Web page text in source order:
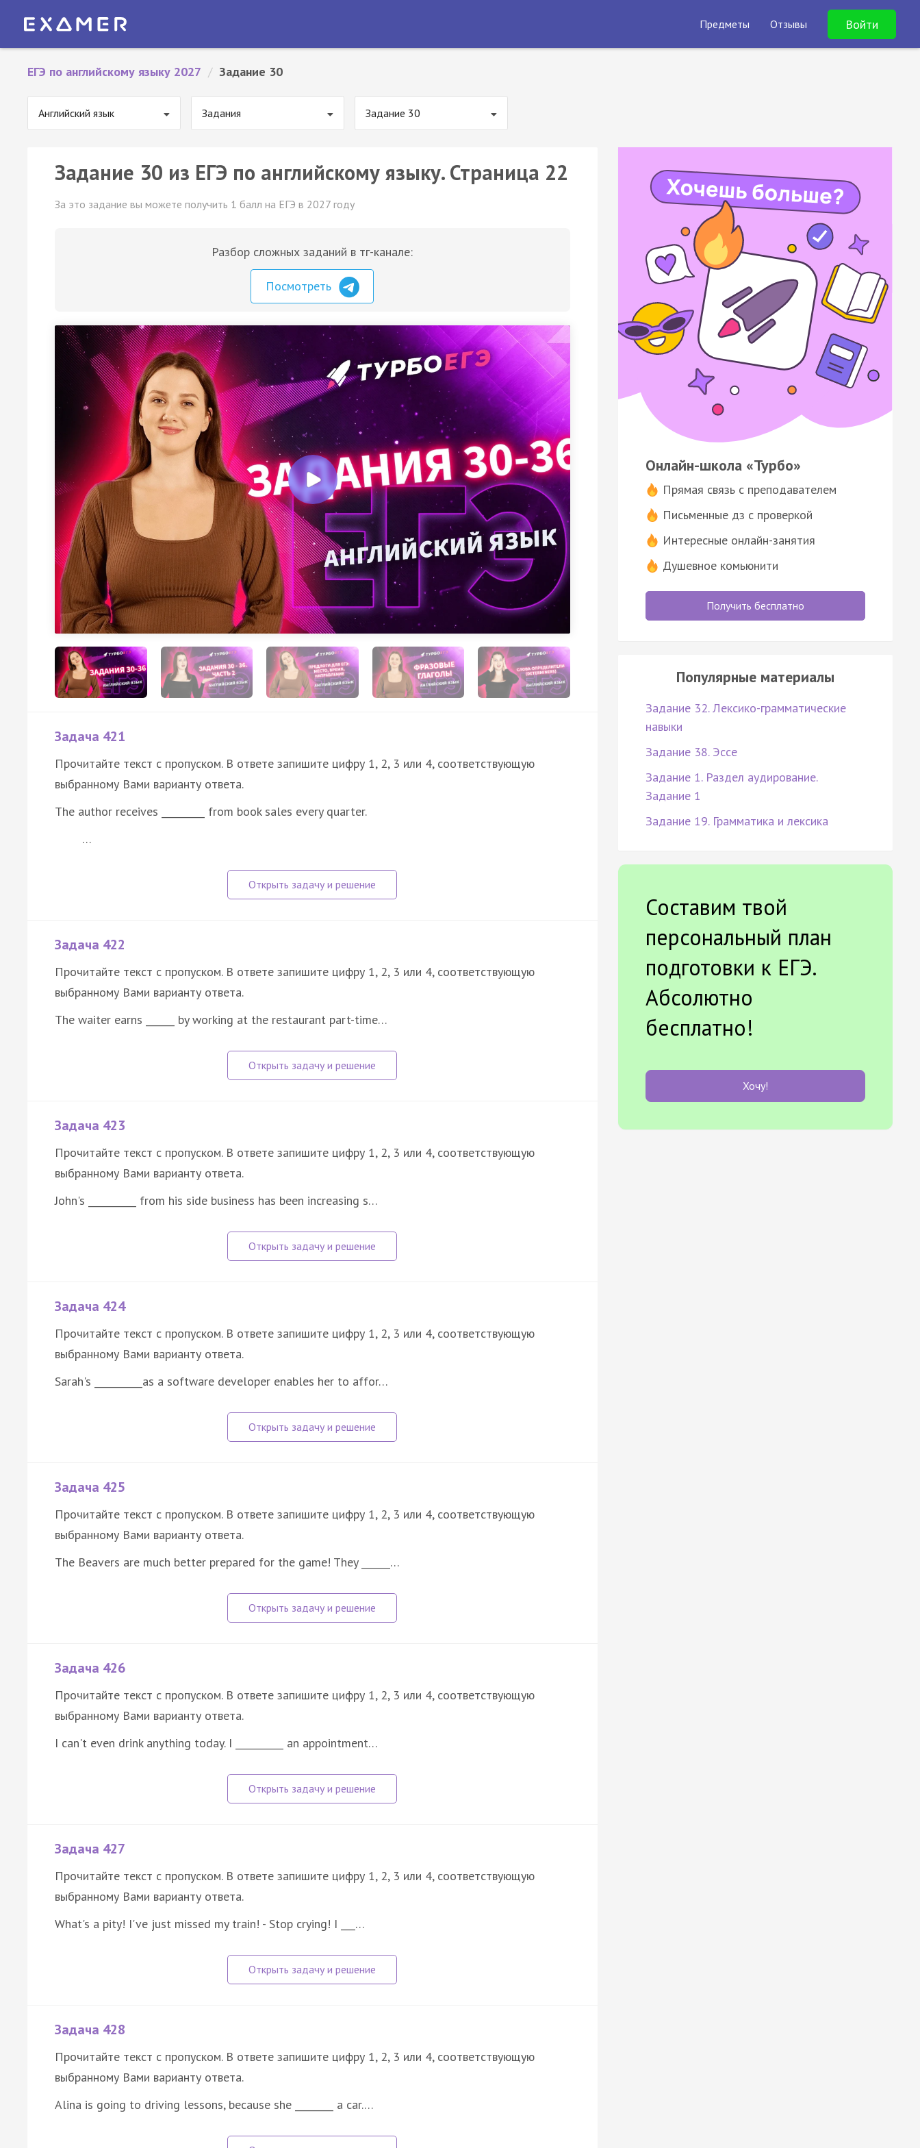
Предметы Отзывы Войти
ЕГЭ по английскому языку 2027 / Задание 30
Английский язык Задания Задание 30
Задание 30 из ЕГЭ по английскому языку. Страница 22
За это задание вы можете получить 1 балл на ЕГЭ в 2027 году
Разбор сложных заданий в тг-канале:
Посмотреть
Задача 421
Прочитайте текст с пропуском. В ответе запишите цифру 1, 2, 3 или 4, соответствующую
выбранному Вами варианту ответа.
The author receives _________ from book sales every quarter.
…
Задача 422
Прочитайте текст с пропуском. В ответе запишите цифру 1, 2, 3 или 4, соответствующую
выбранному Вами варианту ответа.
The waiter earns ______ by working at the restaurant part-time…
Задача 423
Прочитайте текст с пропуском. В ответе запишите цифру 1, 2, 3 или 4, соответствующую
выбранному Вами варианту ответа.
John's __________ from his side business has been increasing s…
Задача 424
Прочитайте текст с пропуском. В ответе запишите цифру 1, 2, 3 или 4, соответствующую
выбранному Вами варианту ответа.
Sarah's __________as a software developer enables her to affor…
Задача 425
Прочитайте текст с пропуском. В ответе запишите цифру 1, 2, 3 или 4, соответствующую
выбранному Вами варианту ответа.
The Beavers are much better prepared for the game! They ______…
Задача 426
Прочитайте текст с пропуском. В ответе запишите цифру 1, 2, 3 или 4, соответствующую
выбранному Вами варианту ответа.
I can't even drink anything today. I __________ an appointment…
Задача 427
Прочитайте текст с пропуском. В ответе запишите цифру 1, 2, 3 или 4, соответствующую
выбранному Вами варианту ответа.
What's a pity! I've just missed my train! - Stop crying! I ___…
Задача 428
Прочитайте текст с пропуском. В ответе запишите цифру 1, 2, 3 или 4, соответствующую
выбранному Вами варианту ответа.
Alina is going to driving lessons, because she ________ a car.…
Онлайн-школа «Турбо»
Прямая связь с преподавателем
Письменные дз с проверкой
Интересные онлайн-занятия
Душевное комьюнити
Получить бесплатно
Популярные материалы
Задание 32. Лексико-грамматические
навыки
Задание 38. Эссе
Задание 1. Раздел аудирование.
Задание 1
Задание 19. Грамматика и лексика
Составим твой
персональный план
подготовки к ЕГЭ.
Абсолютно
бесплатно!
Хочу!